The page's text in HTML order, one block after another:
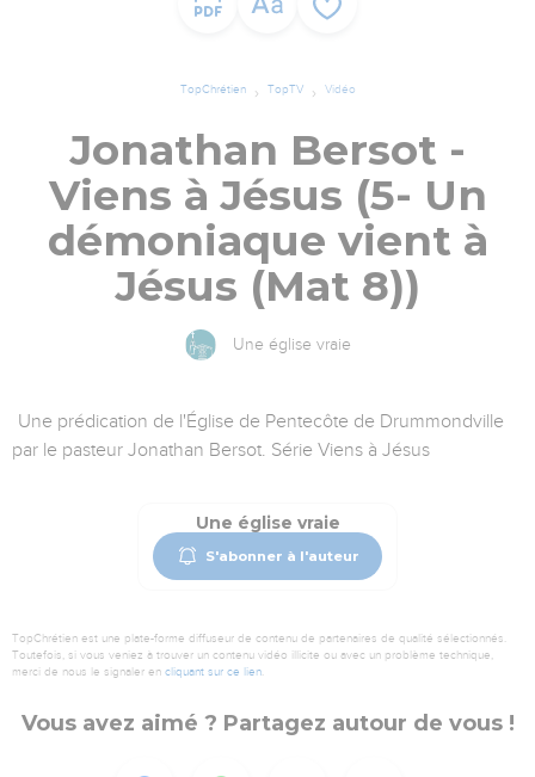
TopChrétien TopTV Vidéo
Jonathan Bersot -
Viens à Jésus (5- Un
démoniaque vient à
Jésus (Mat 8))
Une église vraie
Une prédication de l'Église de Pentecôte de Drummondville
par le pasteur Jonathan Bersot. Série Viens à Jésus
Une église vraie
S'abonner à l'auteur
TopChrétien est une plate-forme diffuseur de contenu de partenaires de qualité sélectionnés.
Toutefois, si vous veniez à trouver un contenu vidéo illicite ou avec un problème technique,
merci de nous le signaler en cliquant sur ce lien.
Vous avez aimé ? Partagez autour de vous !